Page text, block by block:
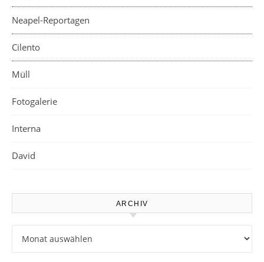
Neapel-Reportagen
Cilento
Müll
Fotogalerie
Interna
David
ARCHIV